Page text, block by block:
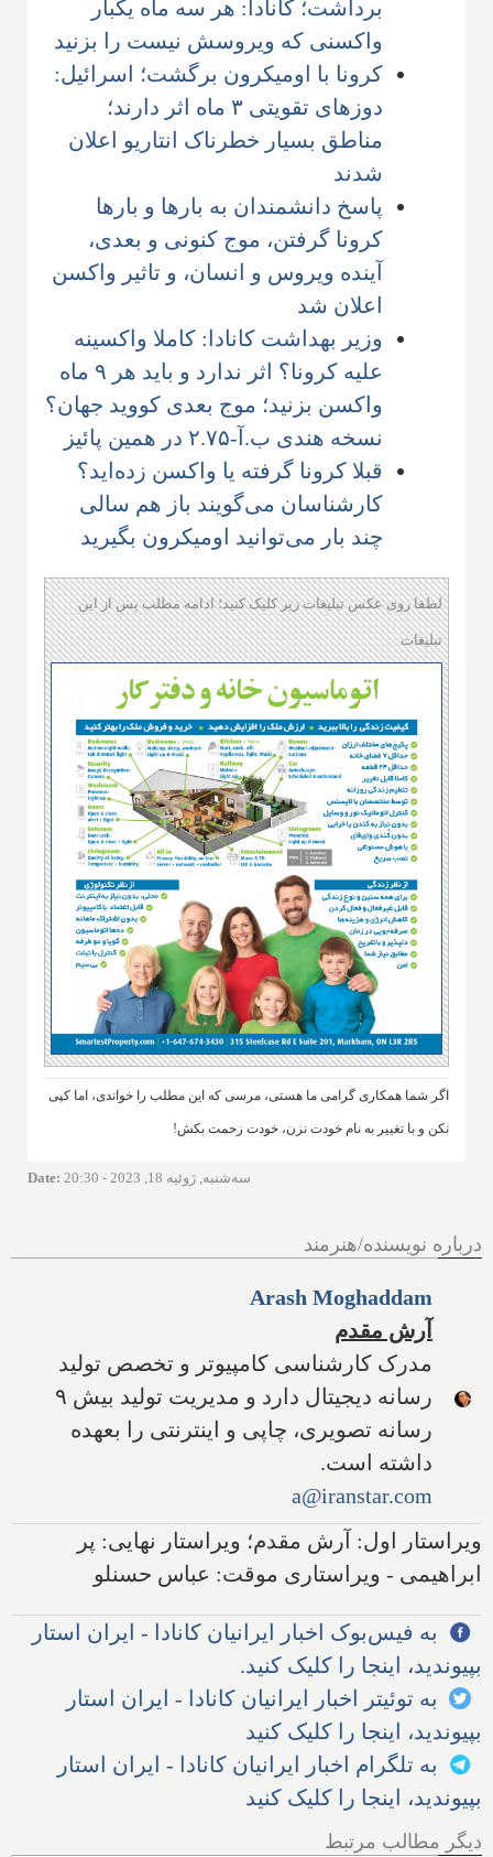
برداشت؛ کانادا: هر سه ماه یکبار
واکسنی که ویروسش نیست را بزنید
کرونا با اومیکرون برگشت؛ اسرائیل:
دوزهای تقویتی ۳ ماه اثر دارند؛
مناطق بسیار خطرناک انتاریو اعلان
شدند
پاسخ دانشمندان به بارها و بارها
کرونا گرفتن، موج کنونی و بعدی،
آینده ویروس و انسان، و تاثیر واکسن
اعلان شد
وزیر بهداشت کانادا: کاملا واکسینه
علیه کرونا؟ اثر ندارد و باید هر ۹ ماه
واکسن بزنید؛ موج بعدی کووید جهان؟
نسخه هندی ب.آ-۲.۷۵ در همین پائیز
قبلا کرونا گرفته یا واکسن زده‌اید؟
کارشناسان می‌گویند باز هم سالی
چند بار می‌توانید اومیکرون بگیرید
لطفا روی عکس تبلیغات زیر کلیک کنید؛ ادامه مطلب پس از این
تبلیغات
اگر شما همکاری گرامی ما هستی، مرسی که این مطلب را خواندی، اما کپی
نکن و با تغییر به نام خودت نزن، خودت زحمت بکش!
Date: سه‌شنبه, ژوئیه 18, 2023 - 20:30
درباره نویسنده/هنرمند
Arash Moghaddam
آرش مقدم
مدرک کارشناسی کامپیوتر و تخصص تولید
رسانه دیجیتال دارد و مدیریت تولید بیش ۹
رسانه تصویری، چاپی و اینترنتی را بعهده
داشته است.
a@iranstar.com
ویراستار اول: آرش مقدم؛ ویراستار نهایی: پر
ابراهیمی - ویراستاری موقت: عباس حسنلو
به فیس‌بوک اخبار ایرانیان کانادا - ایران استار
بپیوندید، اینجا را کلیک کنید.
به توئیتر اخبار ایرانیان کانادا - ایران استار
بپیوندید، اینجا را کلیک کنید
به تلگرام اخبار ایرانیان کانادا - ایران استار
بپیوندید، اینجا را کلیک کنید
دیگر مطالب مرتبط